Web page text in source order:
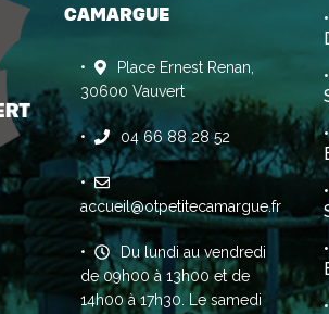
CAMARGUE
Place Ernest Renan,
30600 Vauvert
04 66 88 28 52
accueil@otpetitecamargue.fr
Du lundi au vendredi
de 09h00 à 13h00 et de
14h00 à 17h30. Le samedi